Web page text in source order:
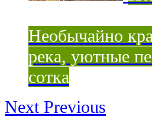
Необычайно
река, уютные
сотка
Next Previous